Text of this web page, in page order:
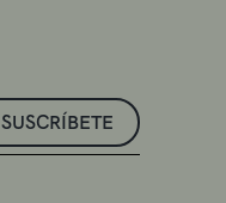
SUSCRÍBETE